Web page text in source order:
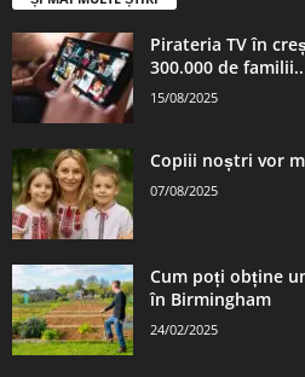
Pirateria TV în
300.000 de
15/08/2025
Copiii noștri vor
07/08/2025
Cum poți obține
în Birmingham
24/02/2025